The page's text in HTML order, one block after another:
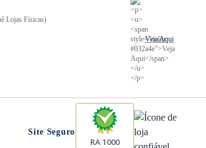
Lojas Físicas)
Veja Aqui
Site Seguro
RA 1000